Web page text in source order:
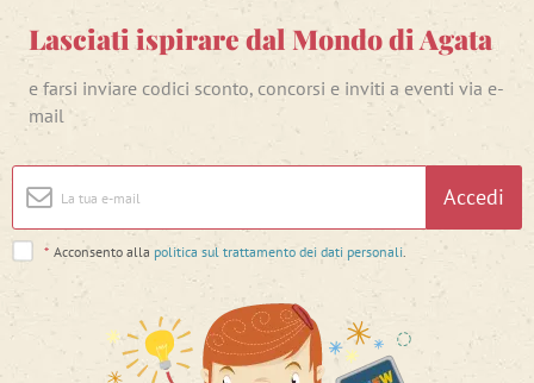
Lasciati ispirare dal Mondo di Agata
e farsi inviare codici sconto, concorsi e inviti a eventi via e-
mail
Accedi
* Acconsento alla politica sul trattamento dei dati personali.